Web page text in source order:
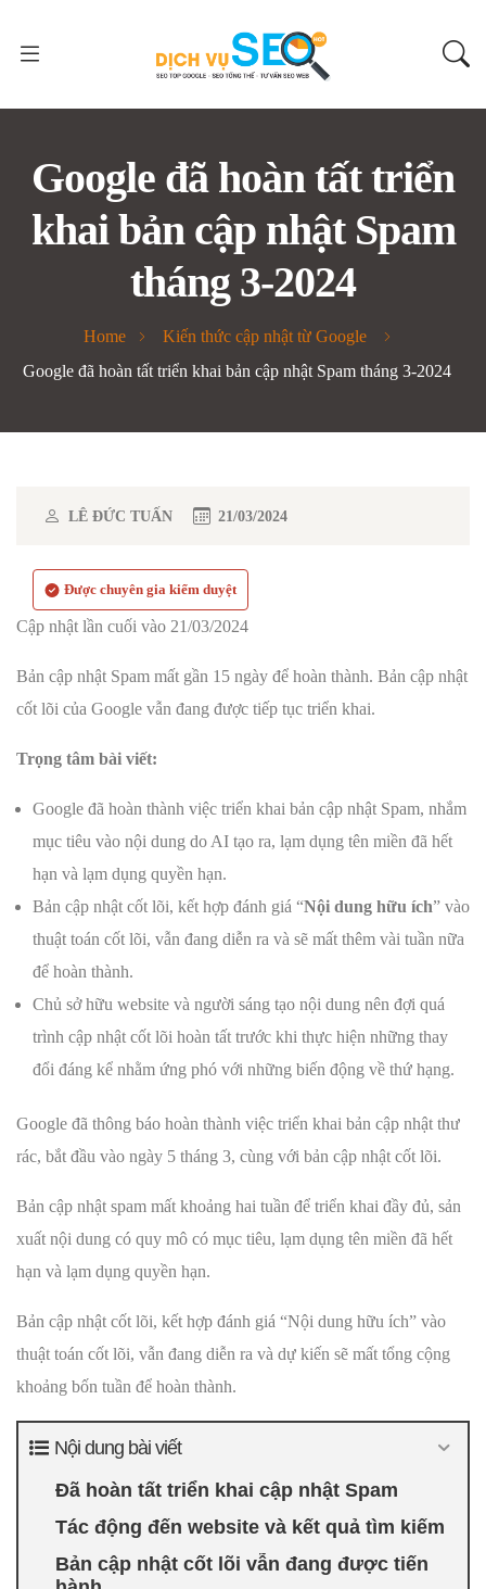
Google đã hoàn tất triển
khai bản cập nhật Spam
tháng 3-2024
Home
Kiến thức cập nhật từ Google
Google đã hoàn tất triển khai bản cập nhật Spam tháng 3-2024
LÊ ĐỨC TUẤN 21/03/2024
Được chuyên gia kiểm duyệt
Cập nhật lần cuối vào 21/03/2024
Bản cập nhật Spam mất gần 15 ngày để hoàn thành. Bản cập nhật
cốt lõi của Google vẫn đang được tiếp tục triển khai.
Trọng tâm bài viết:
Google đã hoàn thành việc triển khai bản cập nhật Spam, nhắm
mục tiêu vào nội dung do AI tạo ra, lạm dụng tên miền đã hết
hạn và lạm dụng quyền hạn.
Bản cập nhật cốt lõi, kết hợp đánh giá “Nội dung hữu ích” vào
thuật toán cốt lõi, vẫn đang diễn ra và sẽ mất thêm vài tuần nữa
để hoàn thành.
Chủ sở hữu website và người sáng tạo nội dung nên đợi quá
trình cập nhật cốt lõi hoàn tất trước khi thực hiện những thay
đổi đáng kể nhằm ứng phó với những biến động về thứ hạng.
Google đã thông báo hoàn thành việc triển khai bản cập nhật thư
rác, bắt đầu vào ngày 5 tháng 3, cùng với bản cập nhật cốt lõi.
Bản cập nhật spam mất khoảng hai tuần để triển khai đầy đủ, sản
xuất nội dung có quy mô có mục tiêu, lạm dụng tên miền đã hết
hạn và lạm dụng quyền hạn.
Bản cập nhật cốt lõi, kết hợp đánh giá “Nội dung hữu ích” vào
thuật toán cốt lõi, vẫn đang diễn ra và dự kiến ​​sẽ mất tổng cộng
khoảng bốn tuần để hoàn thành.
Nội dung bài viết
Đã hoàn tất triển khai cập nhật Spam
Tác động đến website và kết quả tìm kiếm
Bản cập nhật cốt lõi vẫn đang được tiến